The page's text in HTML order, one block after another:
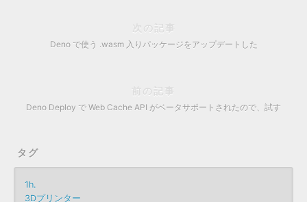
次の記事
Deno で使う .wasm 入りパッケージをアップデートした
前の記事
Deno Deploy で Web Cache API がベータサポートされたので、試す
タグ
1h.
3Dプリンター